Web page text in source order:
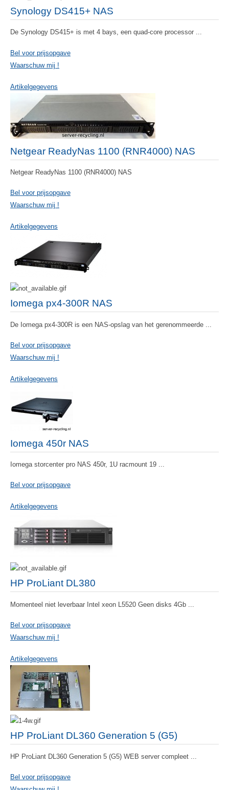
Synology DS415+ NAS
De Synology DS415+ is met 4 bays, een quad-core processor ...
Bel voor prijsopgave
Waarschuw mij !
Artikelgegevens
Netgear ReadyNas 1100 (RNR4000) NAS
Netgear ReadyNas 1100 (RNR4000) NAS
Bel voor prijsopgave
Waarschuw mij !
Artikelgegevens
Iomega px4-300R NAS
De Iomega px4-300R is een NAS-opslag van het gerenommeerde ...
Bel voor prijsopgave
Waarschuw mij !
Artikelgegevens
Iomega 450r NAS
Iomega storcenter pro NAS 450r, 1U racmount 19 ...
Bel voor prijsopgave
Artikelgegevens
HP ProLiant DL380
Momenteel niet leverbaar Intel xeon L5520 Geen disks 4Gb ...
Bel voor prijsopgave
Waarschuw mij !
Artikelgegevens
HP ProLiant DL360 Generation 5 (G5)
HP ProLiant DL360 Generation 5 (G5) WEB server compleet ...
Bel voor prijsopgave